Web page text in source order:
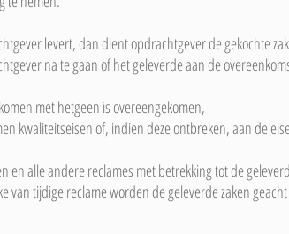
levert, dan dient opdrachtgever de gekochte
na te gaan of het geleverde aan de
met hetgeen is overeengekomen,
kwaliteitseisen of, indien deze ontbreken, aan de
en alle andere reclames met betrekking tot de
tijdige reclame worden de geleverde zaken